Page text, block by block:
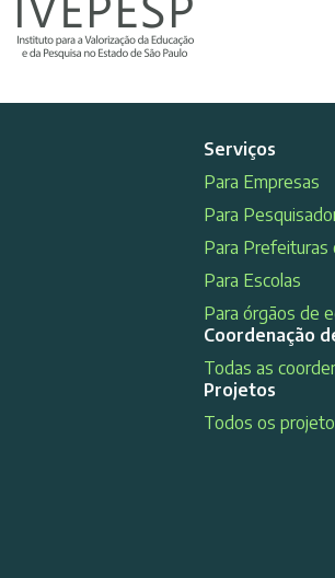
Serviços
Para Empresas
Para
Para Prefeituras
Para Escolas
Para órgãos de
Coordenação
Todas as
Projetos
Todos os